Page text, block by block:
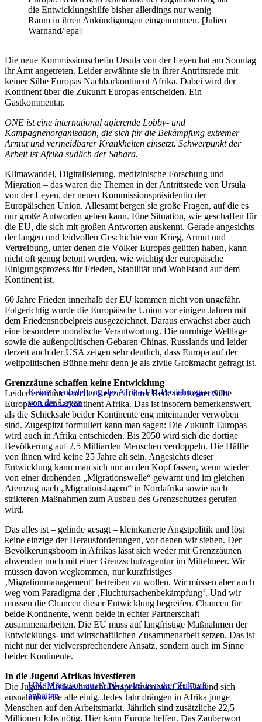
die Entwicklungshilfe bisher allerdings nur wenig
Raum in ihren Ankündigungen eingenommen. [Julien
Warnand/ epa]
Die neue Kommissionschefin Ursula von der Leyen hat am Sonntag
ihr Amt angetreten. Leider erwähnte sie in ihrer Antrittsrede mit
keiner Silbe Europas Nachbarkontinent Afrika. Dabei wird der
Kontinent über die Zukunft Europas entscheiden. Ein
Gastkommentar.
ONE ist eine international agierende Lobby- und
Kampagnenorganisation, die sich für die Bekämpfung extremer
Armut und vermeidbarer Krankheiten einsetzt. Schwerpunkt der
Arbeit ist Afrika südlich der Sahara.
Klimawandel, Digitalisierung, medizinische Forschung und
Migration – das waren die Themen in der Antrittsrede von Ursula
von der Leyen, der neuen Kommissionspräsidentin der
Europäischen Union. Allesamt bergen sie große Fragen, auf die es
nur große Antworten geben kann. Eine Situation, wie geschaffen für
die EU, die sich mit großen Antworten auskennt. Gerade angesichts
der langen und leidvollen Geschichte von Krieg, Armut und
Vertreibung, unter denen die Völker Europas gelitten haben, kann
nicht oft genug betont werden, wie wichtig der europäische
Einigungsprozess für Frieden, Stabilität und Wohlstand auf dem
Kontinent ist.
60 Jahre Frieden innerhalb der EU kommen nicht von ungefähr.
Folgerichtig wurde die Europäische Union vor einigen Jahren mit
dem Friedensnobelpreis ausgezeichnet. Daraus erwächst aber auch
eine besondere moralische Verantwortung. Die unruhige Weltlage
sowie die außenpolitischen Gebaren Chinas, Russlands und leider
derzeit auch der USA zeigen sehr deutlich, dass Europa auf der
weltpolitischen Bühne mehr denn je als zivile Großmacht gefragt ist.
Keine Neubelebung der Afrika-EU-Beziehungen unter
von der Leyen
Grenzzäune schaffen keine Entwicklung
Leider erwähnte von der Leyen in ihrer Rede mit keiner Silbe
Europas Nachbarkontinent Afrika. Das ist insofern bemerkenswert,
als die Schicksale beider Kontinente eng miteinander verwoben
sind. Zugespitzt formuliert kann man sagen: Die Zukunft Europas
wird auch in Afrika entschieden. Bis 2050 wird sich die dortige
Bevölkerung auf 2,5 Milliarden Menschen verdoppeln. Die Hälfte
von ihnen wird keine 25 Jahre alt sein. Angesichts dieser
Entwicklung kann man sich nur an den Kopf fassen, wenn wieder
von einer drohenden „Migrationswelle“ gewarnt und im gleichen
Atemzug nach „Migrationslagern“ in Nordafrika sowie nach
strikteren Maßnahmen zum Ausbau des Grenzschutzes gerufen
wird.
Das alles ist – gelinde gesagt – kleinkarierte Angstpolitik und löst
keine einzige der Herausforderungen, vor denen wir stehen. Der
Bevölkerungsboom in Afrikas lässt sich weder mit Grenzzäunen
abwenden noch mit einer Grenzschutzagentur im Mittelmeer. Wir
müssen davon wegkommen, nur kurzfristiges
‚Migrationmanagement‘ betreiben zu wollen. Wir müssen aber auch
weg vom Paradigma der ‚Fluchtursachenbekämpfung‘. Und wir
müssen die Chancen dieser Entwicklung begreifen. Chancen für
beide Kontinente, wenn beide in echter Partnerschaft
zusammenarbeiten. Die EU muss auf langfristige Maßnahmen der
Entwicklungs- und wirtschaftlichen Zusammenarbeit setzen. Das ist
nicht nur der vielversprechendere Ansatz, sondern auch im Sinne
beider Kontinente.
UN: Migration aus Afrika wird in naher Zukunft
anhalten
In die Jugend Afrikas investieren
Die Jugend Afrikas braucht Perspektiven vor Ort. Da sind sich
ausnahmsweise alle einig. Jedes Jahr drängen in Afrika junge
Menschen auf den Arbeitsmarkt. Jährlich sind zusätzliche 22,5
Millionen Jobs nötig. Hier kann Europa helfen. Das Zauberwort